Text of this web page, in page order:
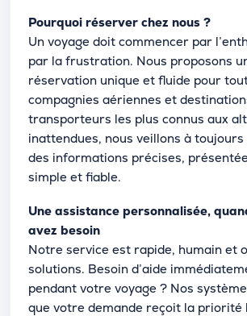
Pourquoi réserver chez nous ?
Un voyage doit commencer par
par la frustration. Nous proposons
réservation unique et fluide pour
compagnies aériennes et
transporteurs les plus connus aux
inattendues, nous veillons à
des informations précises,
simple et fiable.
Une assistance personnalisée,
avez besoin
Notre service est rapide, humain et
solutions. Besoin d’aide
pendant votre voyage ? Nos
que votre demande reçoit la priorité